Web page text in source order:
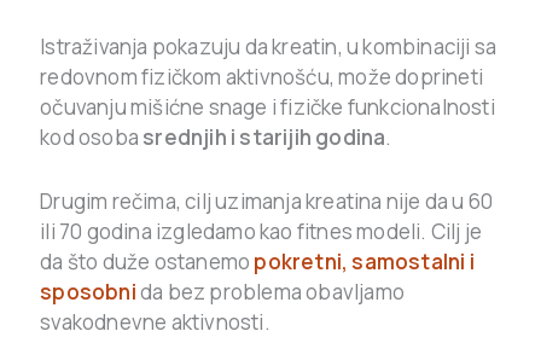
Istraživanja pokazuju da kreatin, u kombinaciji sa
redovnom fizičkom aktivnošću, može doprineti
očuvanju mišićne snage i fizičke funkcionalnosti
kod osoba srednjih i starijih godina.
Drugim rečima, cilj uzimanja kreatina nije da u 60
ili 70 godina izgledamo kao fitnes modeli. Cilj je
da što duže ostanemo pokretni, samostalni i
sposobnida bez problema obavljamo
svakodnevne aktivnosti.